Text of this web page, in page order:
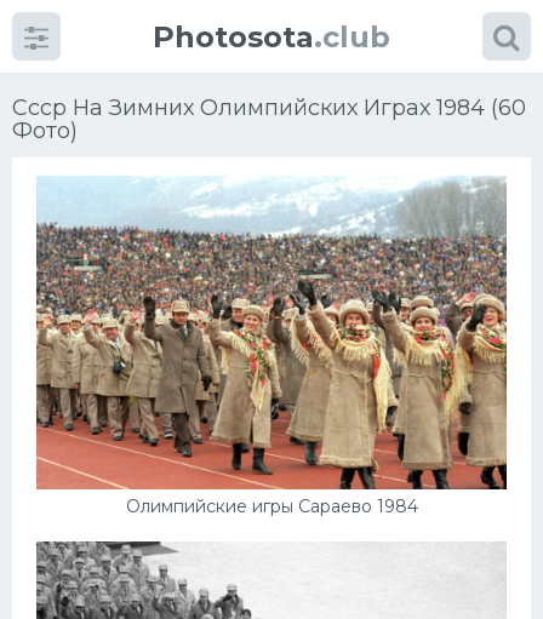
Photosota.club
Ссср На Зимних Олимпийских Играх 1984 (60
Фото)
Олимпийские игры Сараево 1984
КатегорииФото
Еще картинки...
Футбол
Баскетбол
Велогонки
Конькобежный спорт